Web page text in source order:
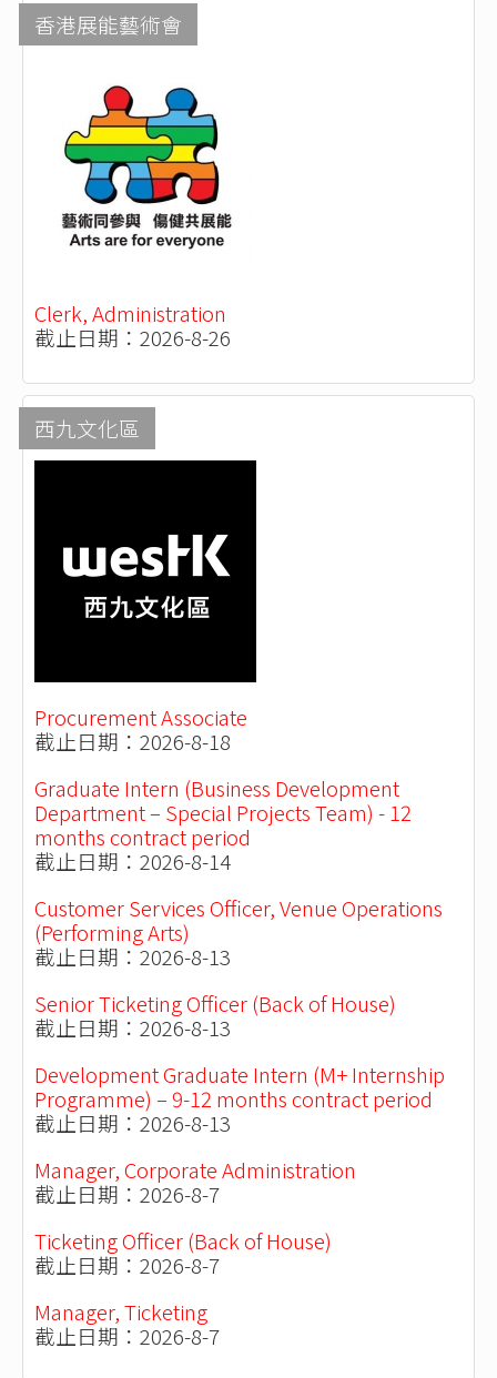
香港展能藝術會
Clerk, Administration
截止日期：2026-8-26
西九文化區
Procurement Associate
截止日期：2026-8-18
Graduate Intern (Business Development
Department – Special Projects Team) - 12
months contract period
截止日期：2026-8-14
Customer Services Officer, Venue Operations
(Performing Arts)
截止日期：2026-8-13
Senior Ticketing Officer (Back of House)
截止日期：2026-8-13
Development Graduate Intern (M+ Internship
Programme) – 9-12 months contract period
截止日期：2026-8-13
Manager, Corporate Administration
截止日期：2026-8-7
Ticketing Officer (Back of House)
截止日期：2026-8-7
Manager, Ticketing
截止日期：2026-8-7